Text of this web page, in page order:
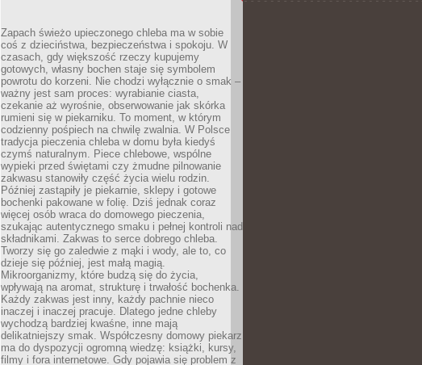
Zapach świeżo upieczonego chleba ma w sobie
coś z dzieciństwa, bezpieczeństwa i spokoju. W
czasach, gdy większość rzeczy kupujemy
gotowych, własny bochen staje się symbolem
powrotu do korzeni. Nie chodzi wyłącznie o smak –
ważny jest sam proces: wyrabianie ciasta,
czekanie aż wyrośnie, obserwowanie jak skórka
rumieni się w piekarniku. To moment, w którym
codzienny pośpiech na chwilę zwalnia. W Polsce
tradycja pieczenia chleba w domu była kiedyś
czymś naturalnym. Piece chlebowe, wspólne
wypieki przed świętami czy żmudne pilnowanie
zakwasu stanowiły część życia wielu rodzin.
Później zastąpiły je piekarnie, sklepy i gotowe
bochenki pakowane w folię. Dziś jednak coraz
więcej osób wraca do domowego pieczenia,
szukając autentycznego smaku i pełnej kontroli nad
składnikami. Zakwas to serce dobrego chleba.
Tworzy się go zaledwie z mąki i wody, ale to, co
dzieje się później, jest małą magią.
Mikroorganizmy, które budzą się do życia,
wpływają na aromat, strukturę i trwałość bochenka.
Każdy zakwas jest inny, każdy pachnie nieco
inaczej i inaczej pracuje. Dlatego jedne chleby
wychodzą bardziej kwaśne, inne mają
delikatniejszy smak. Współczesny domowy piekarz
ma do dyspozycji ogromną wiedzę: książki, kursy,
filmy i fora internetowe. Gdy pojawia się problem z